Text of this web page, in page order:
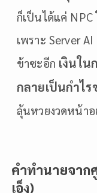
ก็เป็นได้แค่
เพราะ Server
ข้าซะอีก เงินใน
กลายเป็นกำไร
ลุ้นหวยงวดหน้าอ
คำทำนายจา
เอ็ง)